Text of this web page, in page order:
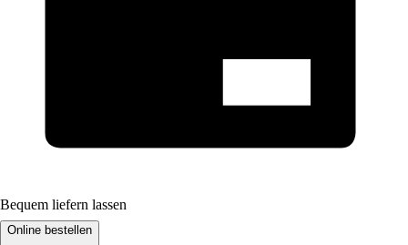
Bequem liefern lassen
Online bestellen